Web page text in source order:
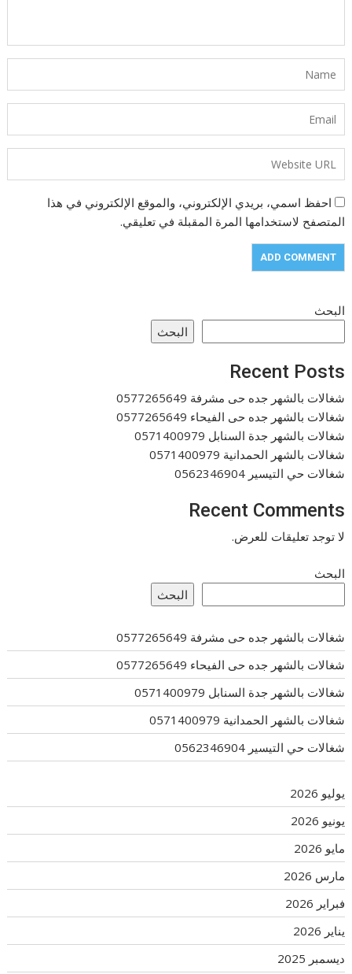
احفظ اسمي، بريدي الإلكتروني، والموقع الإلكتروني في هذا
المتصفح لاستخدامها المرة المقبلة في تعليقي.
البحث
البحث
Recent Posts
شغالات بالشهر جده حى مشرفة 0577265649
شغالات بالشهر جده حى الفيحاء 0577265649
شغالات بالشهر جدة السنابل 0571400979
شغالات بالشهر الحمدانية 0571400979
شغالات حي التيسير 0562346904
Recent Comments
لا توجد تعليقات للعرض.
البحث
البحث
شغالات بالشهر جده حى مشرفة 0577265649
شغالات بالشهر جده حى الفيحاء 0577265649
شغالات بالشهر جدة السنابل 0571400979
شغالات بالشهر الحمدانية 0571400979
شغالات حي التيسير 0562346904
يوليو 2026
يونيو 2026
مايو 2026
مارس 2026
فبراير 2026
يناير 2026
ديسمبر 2025